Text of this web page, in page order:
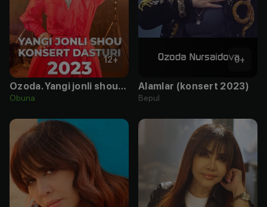
12+
Ozoda. Yangi jonli shou-konsert dasturi
Obuna
0+
Alamlar (konsert 2023)
Bepul